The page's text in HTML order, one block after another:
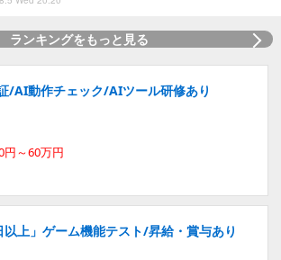
ランキングをもっと見る
/AI動作チェック/AIツール研修あり
円～60万円
以上」ゲーム機能テスト/昇給・賞与あり